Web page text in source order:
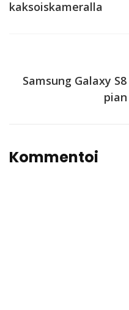
kaksoiskameralla
Samsung Galaxy
Kommentoi